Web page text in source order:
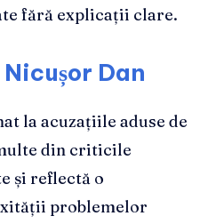
fără explicații clare.
Dan
la acuzațiile aduse de
din criticile
și reflectă o
problemelor